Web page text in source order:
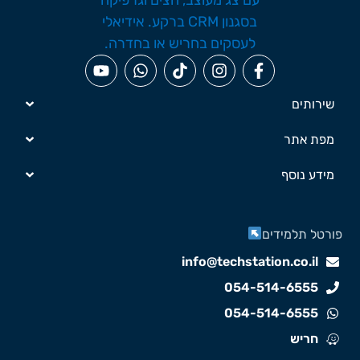
שירותים
מפת אתר
מידע נוסף
info@techstation.co.il
054-514-6555
054-514-6555
חריש
תלמידים